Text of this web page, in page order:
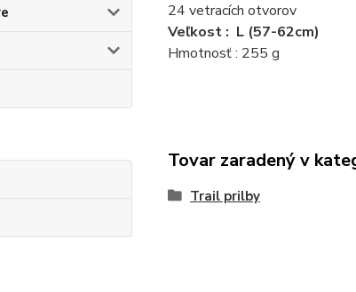
24 vetracích otvorov
Veľkost : L (57-62cm)
Hmotnosť : 255 g
Tovar zaradený v
Trail prilby